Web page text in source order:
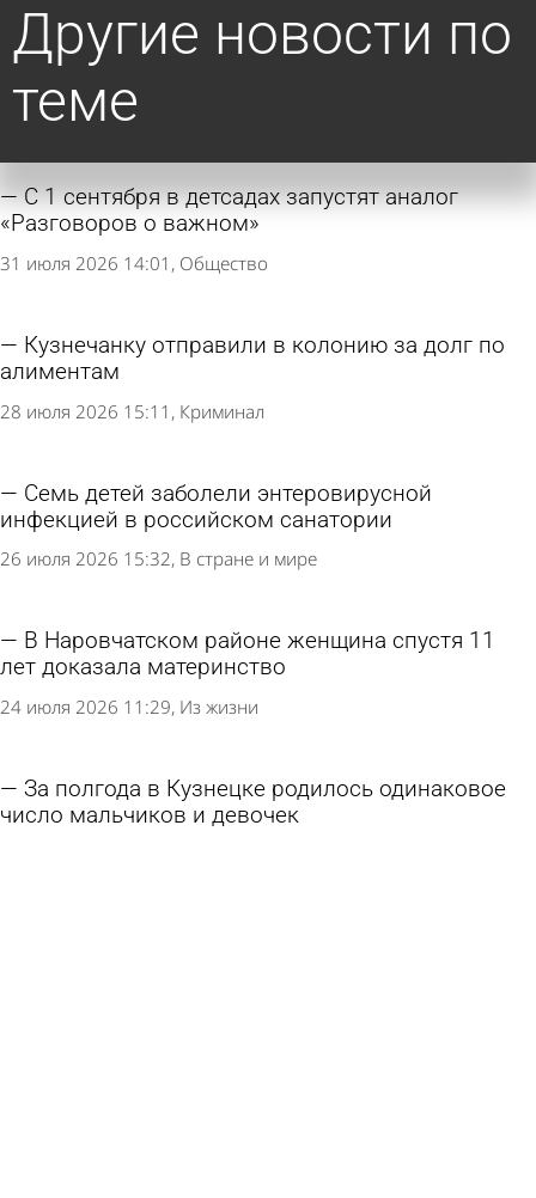
Другие новости по
теме
С 1 сентября в детсадах запустят аналог
«Разговоров о важном»
31 июля 2026 14:01 Общество
Кузнечанку отправили в колонию за долг по
алиментам
28 июля 2026 15:11 Криминал
Семь детей заболели энтеровирусной
инфекцией в российском санатории
26 июля 2026 15:32 В стране и мире
В Наровчатском районе женщина спустя 11
лет доказала материнство
24 июля 2026 11:29 Из жизни
За полгода в Кузнецке родилось одинаковое
число мальчиков и девочек